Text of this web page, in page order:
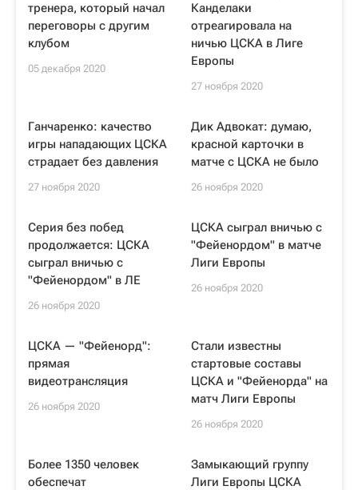
тренера, который начал
переговоры с другим
клубом
05 декабря 2020
Канделаки
отреагировала на
ничью ЦСКА в Лиге
Европы
27 ноября 2020
Ганчаренко: качество
игры нападающих ЦСКА
страдает без давления
27 ноября 2020
Дик Адвокат: думаю,
красной карточки в
матче с ЦСКА не было
26 ноября 2020
Серия без побед
продолжается: ЦСКА
сыграл вничью с
"Фейенордом" в ЛЕ
26 ноября 2020
ЦСКА сыграл вничью с
"Фейенордом" в матче
Лиги Европы
26 ноября 2020
ЦСКА — "Фейенорд":
прямая
видеотрансляция
26 ноября 2020
Стали известны
стартовые составы
ЦСКА и "Фейенорда" на
матч Лиги Европы
26 ноября 2020
Более 1350 человек
обеспечат
Замыкающий группу
Лиги Европы ЦСКА